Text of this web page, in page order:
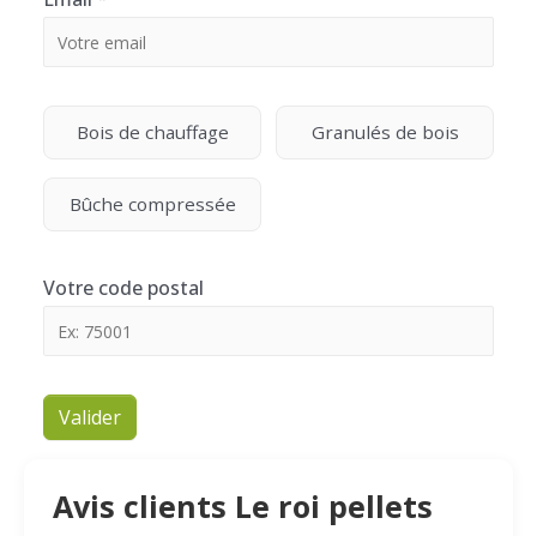
Bois de chauffage Granulés de bois
Bûche compressée
Votre code postal
Valider
Avis clients Le roi pellets